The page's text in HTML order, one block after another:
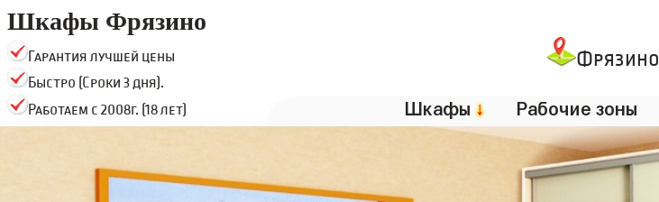
Шкафы Фрязино
Гарантия лучшей цены
Быстро (Сроки 3 дня).
Работаем с 2008г. (18 лет)
Фрязино
Шкафы ↓ Рабочие зоны